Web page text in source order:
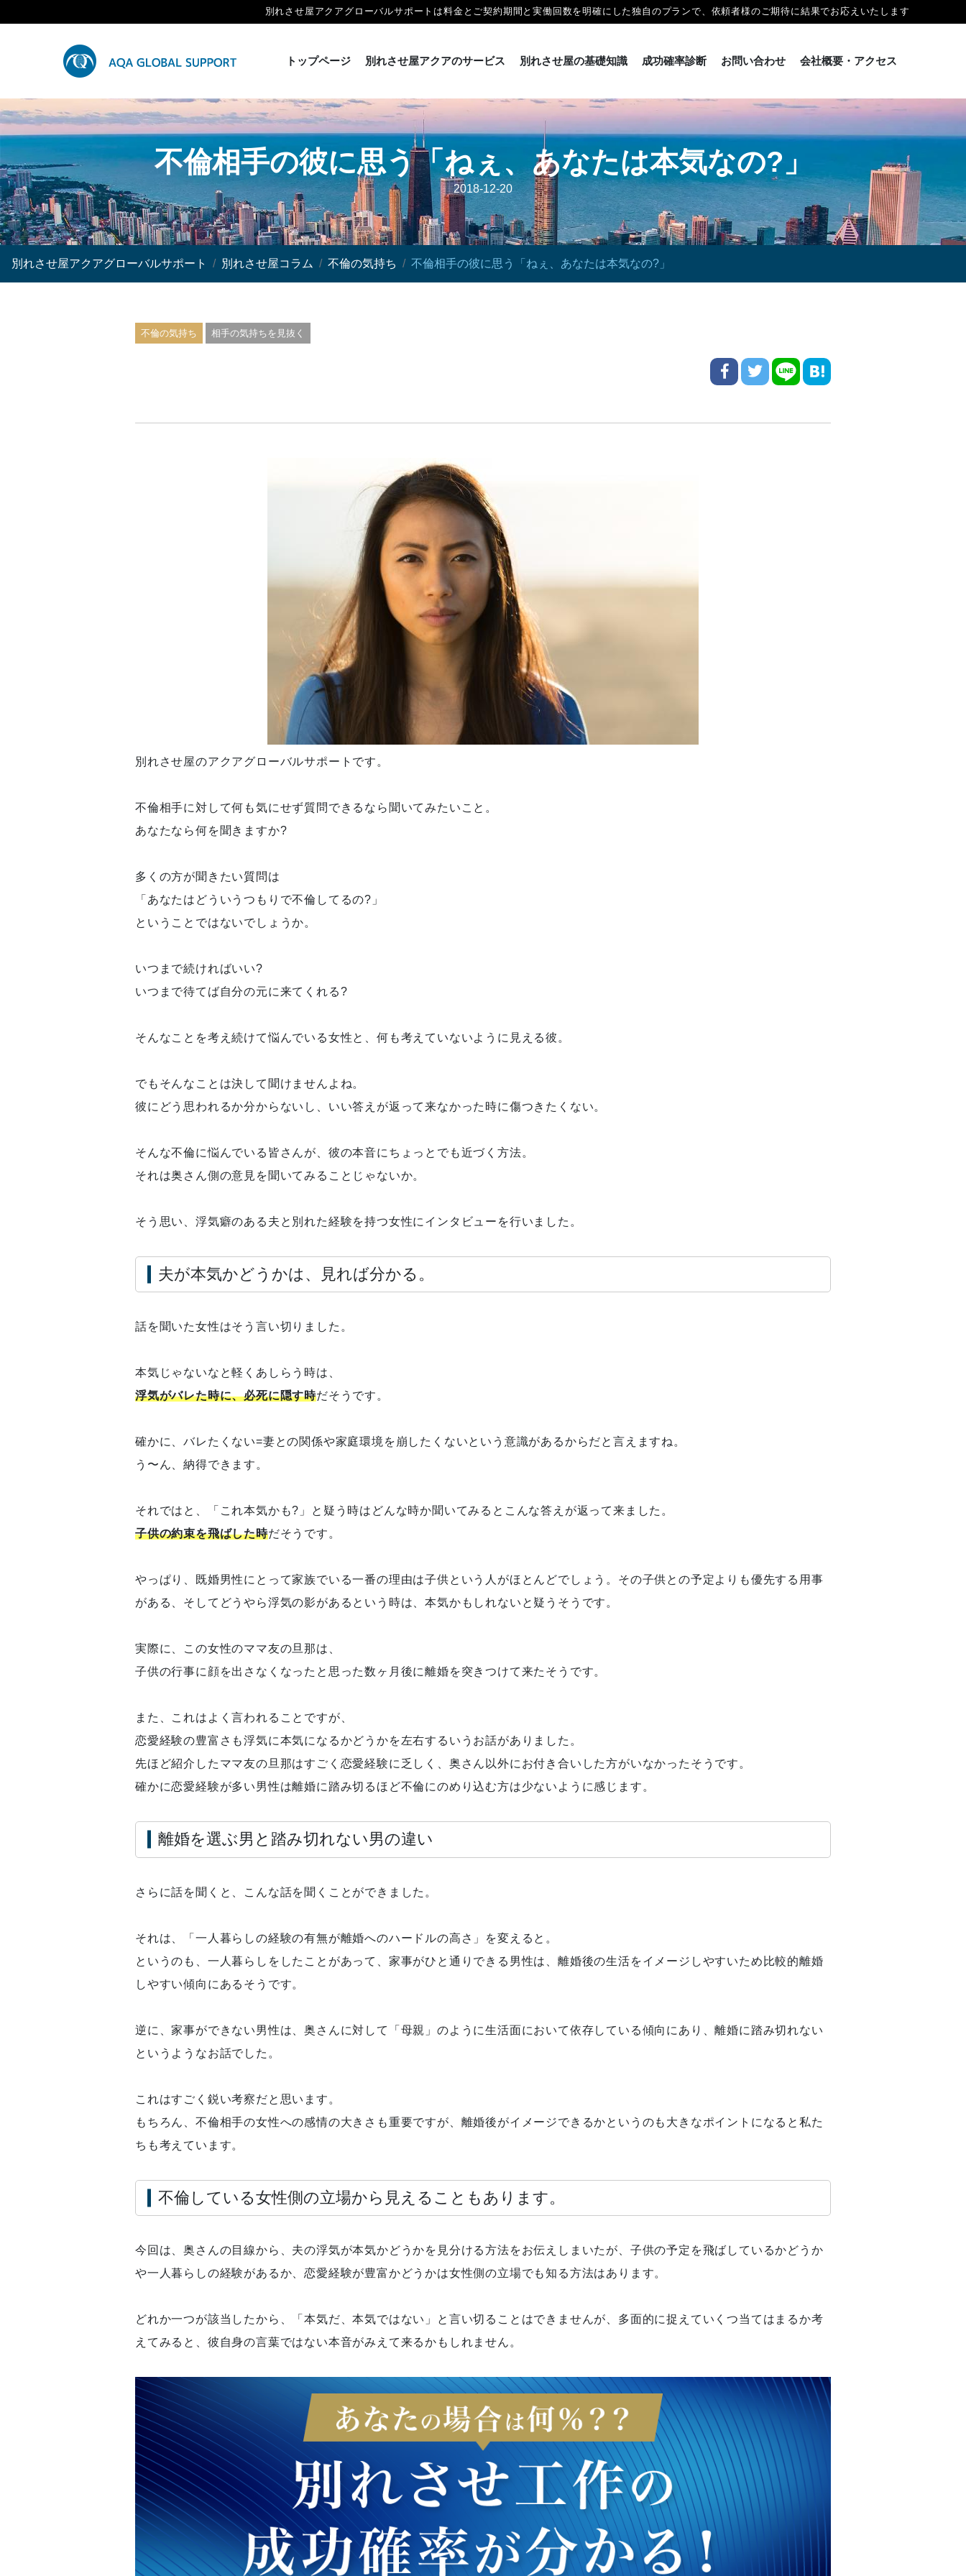
別れさせ屋アクアグローバルサポートは料金とご契約期間と実働回数を明確にした独自のプランで、依頼者様のご期待に結果でお応えいたします
トップページ 別れさせ屋アクアのサービス 別れさせ屋の基礎知識 成功確率診断 お問い合わせ 会社概要・アクセス
不倫相手の彼に思う「ねぇ、あなたは本気なの?」
2018-12-20
別れさせ屋アクアグローバルサポート 別れさせ屋コラム 不倫の気持ち 不倫相手の彼に思う「ねぇ、あなたは本気なの?」
不倫の気持ち 相手の気持ちを見抜く
別れさせ屋のアクアグローバルサポートです。
不倫相手に対して何も気にせず質問できるなら聞いてみたいこと。
あなたなら何を聞きますか?
多くの方が聞きたい質問は
「あなたはどういうつもりで不倫してるの?」
ということではないでしょうか。
いつまで続ければいい?
いつまで待てば自分の元に来てくれる?
そんなことを考え続けて悩んでいる女性と、何も考えていないように見える彼。
でもそんなことは決して聞けませんよね。
彼にどう思われるか分からないし、いい答えが返って来なかった時に傷つきたくない。
そんな不倫に悩んでいる皆さんが、彼の本音にちょっとでも近づく方法。
それは奥さん側の意見を聞いてみることじゃないか。
そう思い、浮気癖のある夫と別れた経験を持つ女性にインタビューを行いました。
夫が本気かどうかは、見れば分かる。
話を聞いた女性はそう言い切りました。
本気じゃないなと軽くあしらう時は、
浮気がバレた時に、必死に隠す時だそうです。
確かに、バレたくない=妻との関係や家庭環境を崩したくないという意識があるからだと言えますね。
う〜ん、納得できます。
それではと、「これ本気かも?」と疑う時はどんな時か聞いてみるとこんな答えが返って来ました。
子供の約束を飛ばした時だそうです。
やっぱり、既婚男性にとって家族でいる一番の理由は子供という人がほとんどでしょう。その子供との予定よりも優先する用事
がある、そしてどうやら浮気の影があるという時は、本気かもしれないと疑うそうです。
実際に、この女性のママ友の旦那は、
子供の行事に顔を出さなくなったと思った数ヶ月後に離婚を突きつけて来たそうです。
また、これはよく言われることですが、
恋愛経験の豊富さも浮気に本気になるかどうかを左右するいうお話がありました。
先ほど紹介したママ友の旦那はすごく恋愛経験に乏しく、奥さん以外にお付き合いした方がいなかったそうです。
確かに恋愛経験が多い男性は離婚に踏み切るほど不倫にのめり込む方は少ないように感じます。
離婚を選ぶ男と踏み切れない男の違い
さらに話を聞くと、こんな話を聞くことができました。
それは、「一人暮らしの経験の有無が離婚へのハードルの高さ」を変えると。
というのも、一人暮らしをしたことがあって、家事がひと通りできる男性は、離婚後の生活をイメージしやすいため比較的離婚
しやすい傾向にあるそうです。
逆に、家事ができない男性は、奥さんに対して「母親」のように生活面において依存している傾向にあり、離婚に踏み切れない
というようなお話でした。
これはすごく鋭い考察だと思います。
もちろん、不倫相手の女性への感情の大きさも重要ですが、離婚後がイメージできるかというのも大きなポイントになると私た
ちも考えています。
不倫している女性側の立場から見えることもあります。
今回は、奥さんの目線から、夫の浮気が本気かどうかを見分ける方法をお伝えしまいたが、子供の予定を飛ばしているかどうか
や一人暮らしの経験があるか、恋愛経験が豊富かどうかは女性側の立場でも知る方法はあります。
どれか一つが該当したから、「本気だ、本気ではない」と言い切ることはできませんが、多面的に捉えていくつ当てはまるか考
えてみると、彼自身の言葉ではない本音がみえて来るかもしれません。